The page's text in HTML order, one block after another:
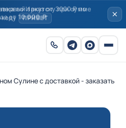
заказ от 3000 ₽ по
ПРИВЕТ
Сулине с доставкой - заказать